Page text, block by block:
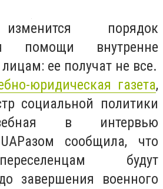
порядок
помощи внутренне
ее получат не все.
юридическая газета,
социальной политики
в интервью
сообщила, что
будут
завершения военного